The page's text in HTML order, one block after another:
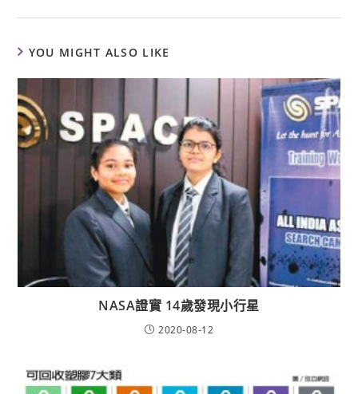
YOU MIGHT ALSO LIKE
NASA證實 14歲發現小行星
2020-08-12